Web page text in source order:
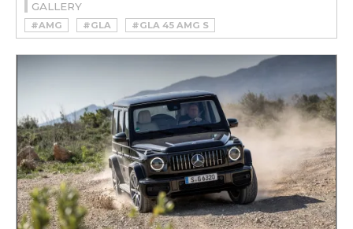
GALLERY
#AMG #GLA
#GLA 45 AMG S
#MERCEDES
#MERCEDES GLA 45 AMG
#SUV